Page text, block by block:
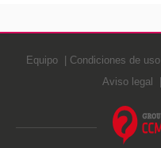
Equipo Condiciones de uso
Aviso legal